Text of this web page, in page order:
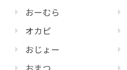
おーむら
オカピ
おじょー